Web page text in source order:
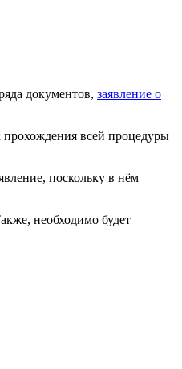
документов, заявление о
прохождения всей процедуры
поскольку в нём
необходимо будет